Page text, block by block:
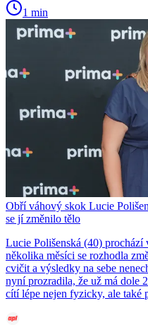
1 min
Obří váhový skok Lucie
se jí změnilo tělo
Lucie Polišenská (40)
několika měsíci se rozhodla
cvičit a výsledky na sebe
nyní prozradila, že už má dole
cítí lépe nejen fyzicky, ale také